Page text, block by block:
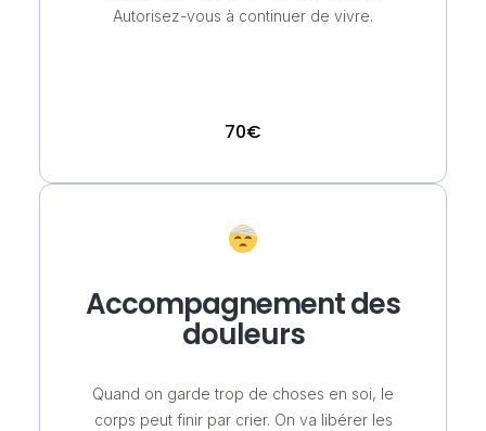
Autorisez-vous à continuer de vivre.
70€
Accompagnement des
douleurs
Quand on garde trop de choses en soi, le
corps peut finir par crier. On va libérer les